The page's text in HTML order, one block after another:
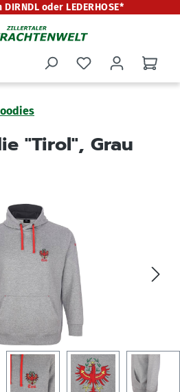
oder LEDERHOSE*
"Tirol", Grau